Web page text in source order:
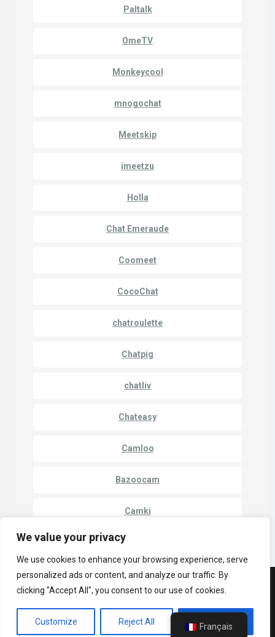
We value your privacy
We use cookies to enhance your browsing experience, serve
personalized ads or content, and analyze our traffic. By
clicking "Accept All", you consent to our use of cookies.
Customize Reject All Accept All
Paltalk
OmeTV
Monkeycool
mnogochat
Meetskip
imeetzu
Holla
Chat Emeraude
Coomeet
CocoChat
chatroulette
Chatpig
chatliv
Chateasy
Camloo
Bazoocam
Camki
Copyright 2023 | LuckyCrush WebCams
Politique de confidentialité Cammatch
De came à came
Caméras individuelles
Français